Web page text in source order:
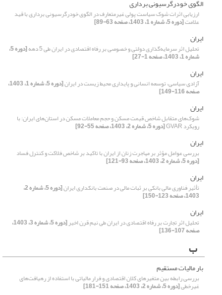
الگوی خودرگرسیونی برداری
ارزیابی اثرات شوک سیاست پولی غیرمتعارف در الگوی خودرگرسیونی برداری با قید
علامت[دوره 5، شماره 1، 1403، صفحه 63-89]
ایران
تحلیل اثر سرمایه‌گذاری دولتی و خصوصی بر رفاه اقتصادی در ایران طی 5 دهه [دوره 5،
شماره 1، 1403، صفحه 1-27]
ایران
آزادی سیاسی، توسعه انسانی و پایداری محیط زیست در ایران [دوره 5، شماره 1، 1403،
صفحه 116-149]
ایران
شوک‌های متقابل شاخص قیمت مسکن و حجم معاملات مسکن در استان‌های ایران: با
رویکرد GVAR [دوره 5، شماره 2، 1403، صفحه 55-92]
ایران
بررسی عوامل مؤثر بر مهاجرت زنان از ایران با تاکید بر شاخص فلاکت و کنترل فساد
[دوره 5، شماره 2، 1403، صفحه 93-121]
ایران
تأثیر فناوری مالی بانکی بر ثبات مالی در صنعت بانکداری ایران [دوره 5، شماره 2،
1403، صفحه 123-150]
ایران
تحلیل اثر تجارت بر رفاه اقتصادی در ایران طی نیم قرن اخیر [دوره 5، شماره 3، 1403،
صفحه 107-136]
ب
بار مالیات مستقیم
بررسی رابطه بین متغیرهای کلان اقتصادی و فرار مالیاتی با استفاده از رهیافت‌های
غیر‌خطی[دوره 5، شماره 2، 1403، صفحه 151-181]